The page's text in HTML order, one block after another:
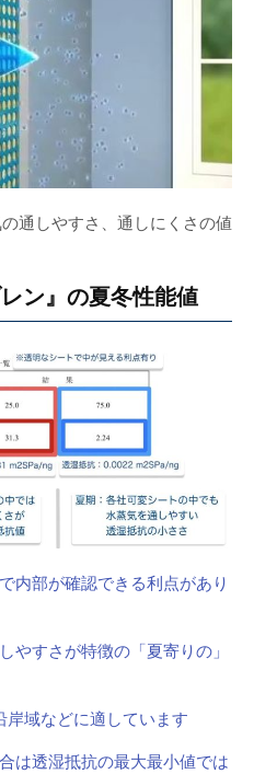
通しやすさ、通しにくさの値
ン』の夏冬性能値
内部が確認できる利点があり
やすさが特徴の「夏寄りの」
岸域などに適しています
は透湿抵抗の最大最小値では